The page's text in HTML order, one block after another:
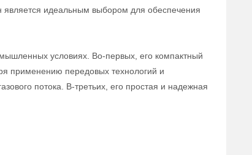
идеальным выбором для обеспечения
условиях. Во-первых, его компактный
применению передовых технологий и
потока. В-третьих, его простая и надежная